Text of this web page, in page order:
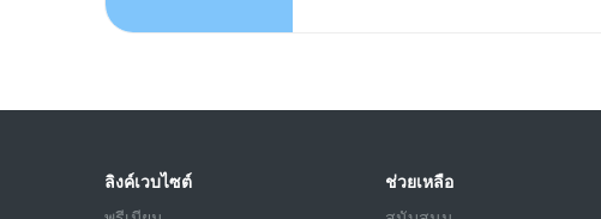
ลิงค์เวบไซต์
ช่วยเหลือ